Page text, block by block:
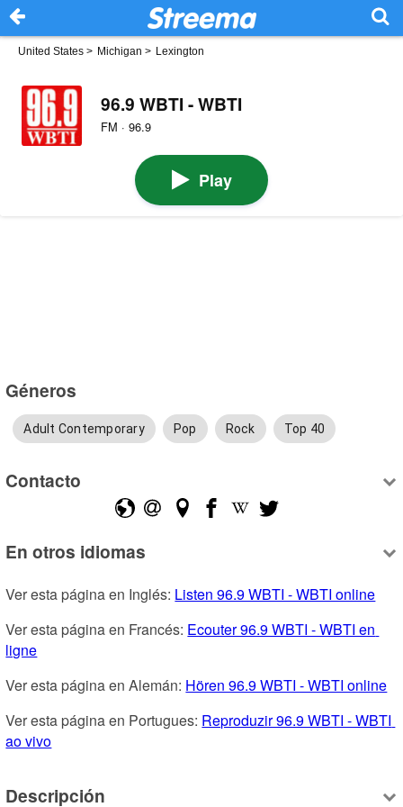
United States > Michigan > Lexington
96.9 WBTI - WBTI
FM · 96.9
Play
Géneros
Adult Contemporary Pop Rock Top 40
Contacto
En otros idiomas
Ver esta página en Inglés: Listen 96.9 WBTI - WBTI online
Ver esta página en Francés: Ecouter 96.9 WBTI - WBTI en
ligne
Ver esta página en Alemán: Hören 96.9 WBTI - WBTI online
Ver esta página en Portugues: Reproduzir 96.9 WBTI - WBTI
ao vivo
Descripción